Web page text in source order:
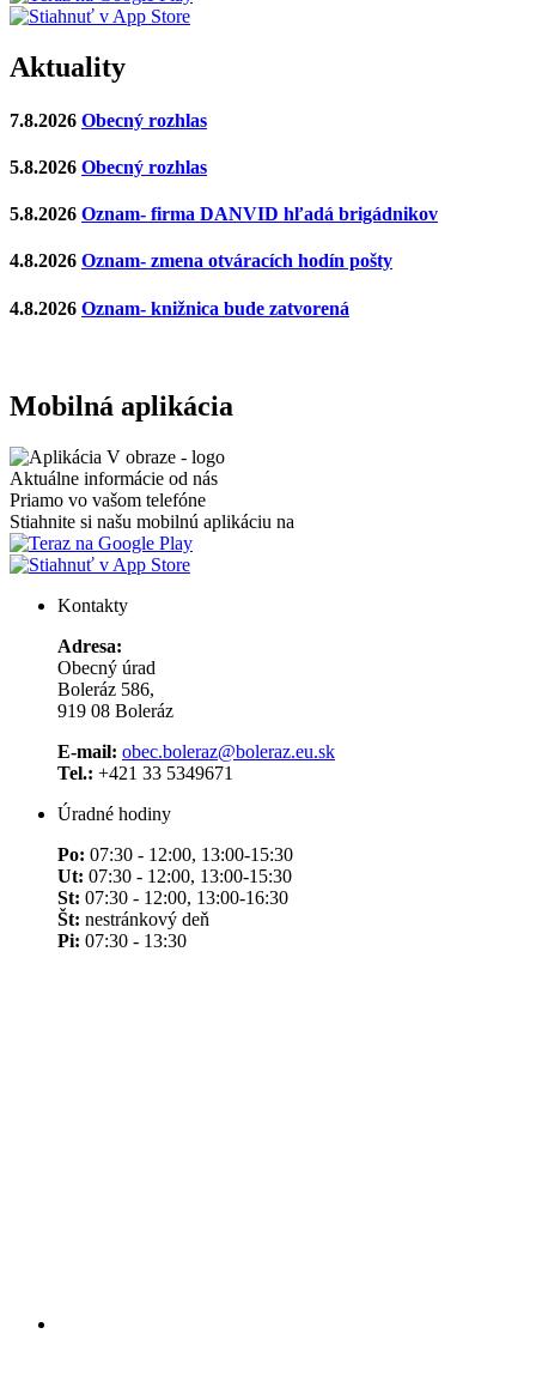
Aktuality
7.8.2026 Obecný rozhlas
5.8.2026 Obecný rozhlas
5.8.2026 Oznam- firma DANVID hľadá brigádnikov
4.8.2026 Oznam- zmena otváracích hodín pošty
4.8.2026 Oznam- knižnica bude zatvorená
Mobilná aplikácia
Aktuálne informácie od nás
Priamo vo vašom telefóne
Stiahnite si našu mobilnú aplikáciu na
Kontakty
Adresa:
Obecný úrad
Boleráz 586,
919 08 Boleráz
E-mail: obec.boleraz@boleraz.eu.sk
Tel.: +421 33 5349671
Úradné hodiny
Po: 07:30 - 12:00, 13:00-15:30
Ut: 07:30 - 12:00, 13:00-15:30
St: 07:30 - 12:00, 13:00-16:30
Št: nestránkový deň
Pi: 07:30 - 13:30